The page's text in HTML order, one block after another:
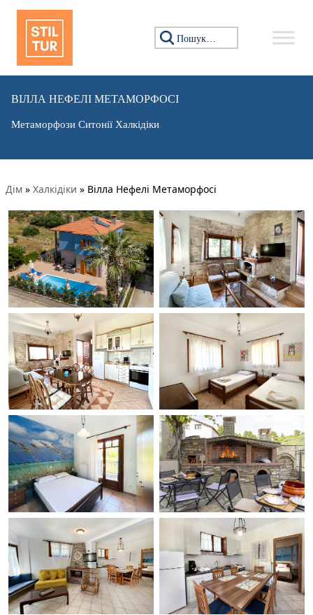
Пошук:
ВІЛЛА НЕФЕЛІ МЕТАМОРФОСІ
Метаморфози Ситонії Халкідіки
Дім » Халкідіки » Вілла Нефелі Метаморфосі